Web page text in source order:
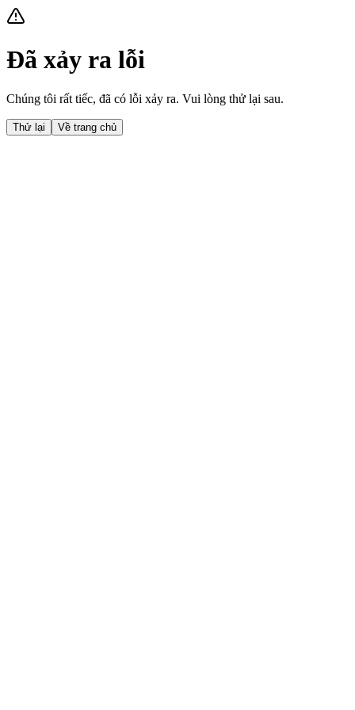
Đã xảy ra lỗi
Chúng tôi rất tiếc, đã có lỗi xảy ra. Vui lòng thử lại sau.
Thử lại Về trang chủ